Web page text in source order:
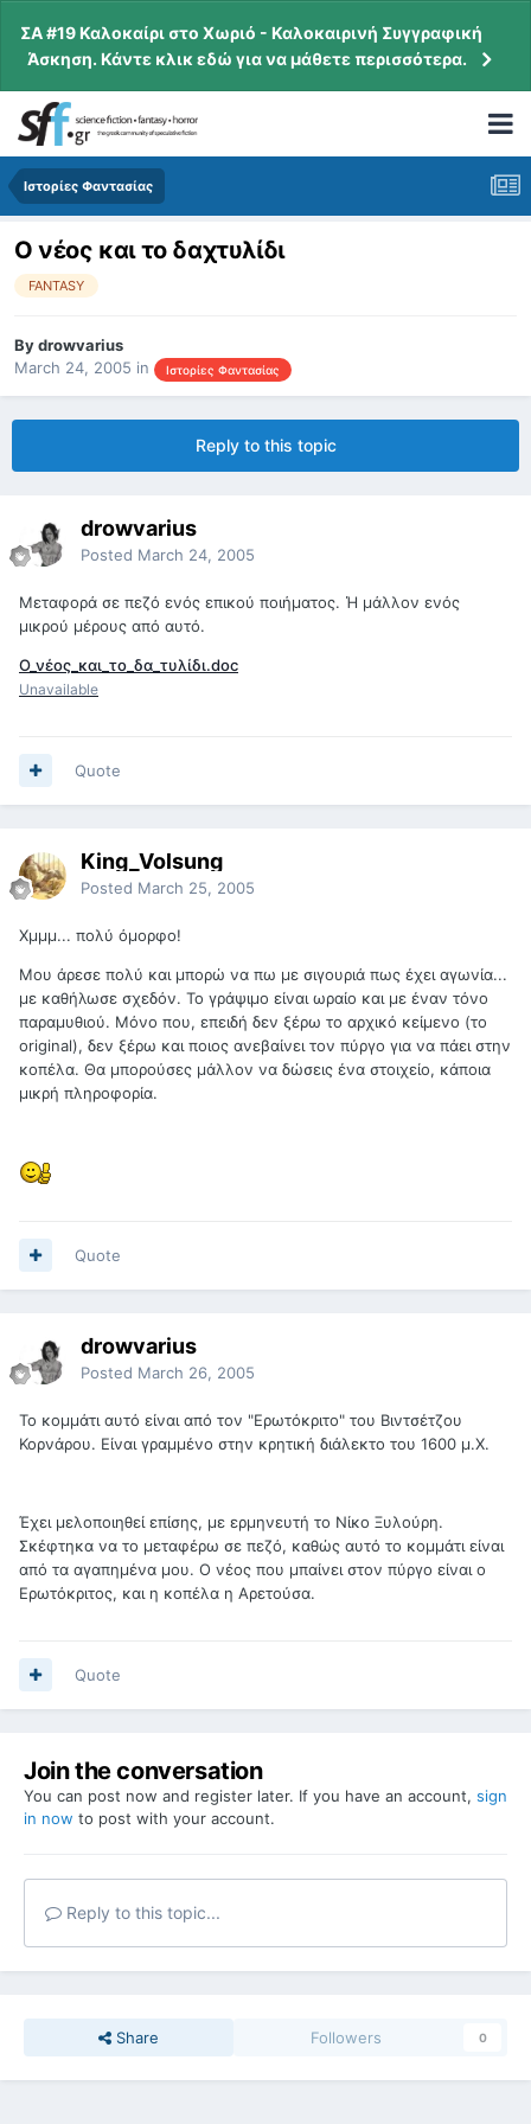
ΣΑ #19 Καλοκαίρι στο Χωριό - Καλοκαιρινή Συγγραφική
Άσκηση. Κάντε κλικ εδώ για να μάθετε περισσότερα.
Ιστορίες Φαντασίας
Ο νέος και το δαχτυλίδι
FANTASY
Bydrowvarius
March 24, 2005 in Ιστορίες Φαντασίας
Reply to this topic
drowvarius
Posted March 24, 2005
Μεταφορά σε πεζό ενός επικού ποιήματος. Ή μάλλον ενός
μικρού μέρους από αυτό.
Ο_νέος_και_το_δα_τυλίδι.doc
Unavailable
Quote
King_Volsung
Posted March 25, 2005
Χμμμ... πολύ όμορφο!
Μου άρεσε πολύ και μπορώ να πω με σιγουριά πως έχει αγωνία...
με καθήλωσε σχεδόν. Το γράψιμο είναι ωραίο και με έναν τόνο
παραμυθιού. Μόνο που, επειδή δεν ξέρω το αρχικό κείμενο (το
original), δεν ξέρω και ποιος ανεβαίνει τον πύργο για να πάει στην
κοπέλα. Θα μπορούσες μάλλον να δώσεις ένα στοιχείο, κάποια
μικρή πληροφορία.
Quote
drowvarius
Posted March 26, 2005
Το κομμάτι αυτό είναι από τον "Ερωτόκριτο" του Βιντσέτζου
Κορνάρου. Είναι γραμμένο στην κρητική διάλεκτο του 1600 μ.Χ.
Έχει μελοποιηθεί επίσης, με ερμηνευτή το Νίκο Ξυλούρη.
Σκέφτηκα να το μεταφέρω σε πεζό, καθώς αυτό το κομμάτι είναι
από τα αγαπημένα μου. Ο νέος που μπαίνει στον πύργο είναι ο
Ερωτόκριτος, και η κοπέλα η Αρετούσα.
Quote
Join the conversation
You can post now and register later. If you have an account, sign
in now to post with your account.
Reply to this topic...
Share Followers 0